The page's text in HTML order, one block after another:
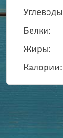
Белки:
Жиры:
Калории: